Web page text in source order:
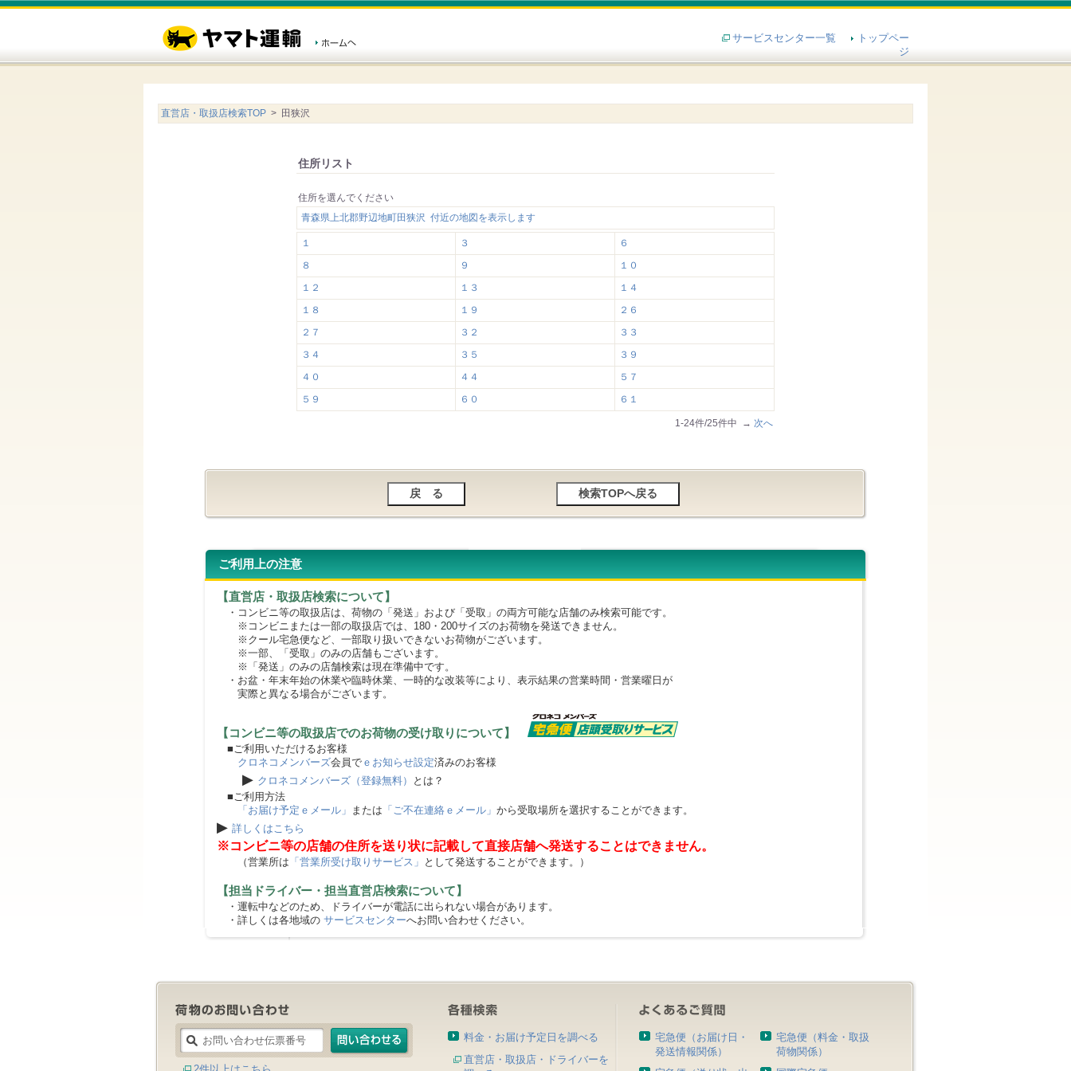
サービスセンター一覧
トップペー
ジ
直営店・取扱店検索TOP > 田狭沢
住所リスト
住所を選んでください
青森県上北郡野辺地町田狭沢 付近の地図を表示します
１ ３
６
８
９
１０
１２
１３
１４
１８
１９
２６
２７
３２
３３
３４
３５
３９
４０
４４
５７
５９
６０ ６１
1-24件/25件中 → 次へ
ご利用上の注意
【直営店・取扱店検索について】
・コンビニ等の取扱店は、荷物の「発送」および「受取」の両方可能な店舗のみ検索可能です。
※コンビニまたは一部の取扱店では、180・200サイズのお荷物を発送できません。
※クール宅急便など、一部取り扱いできないお荷物がございます。
※一部、「受取」のみの店舗もございます。
※「発送」のみの店舗検索は現在準備中です。
・お盆・年末年始の休業や臨時休業、一時的な改装等により、表示結果の営業時間・営業曜日が
実際と異なる場合がございます。
【コンビニ等の取扱店でのお荷物の受け取りについて】
■ご利用いただけるお客様
クロネコメンバーズ会員で ｅお知らせ設定済みのお客様
▶ クロネコメンバーズ（登録無料）
とは？
■ご利用方法
「お届け予定ｅメール」 または 「ご不在連絡ｅメール」 から受取場所を選択することができます。
▶ 詳しくはこちら
※コンビニ等の店舗の住所を送り状に記載して直接店舗へ発送することはできません。
（営業所は 「営業所受け取りサービス」 として発送することができます。）
【担当ドライバー・担当直営店検索について】
・運転中などのため、ドライバーが電話に出られない場合があります。
・詳しくは各地域の サービスセンターへお問い合わせください。
料金・お届け予定日を調べる
直営店・取扱店・ドライバーを
宅急便（お届け日・
発送情報関係）
宅急便（料金・取扱
荷物関係）